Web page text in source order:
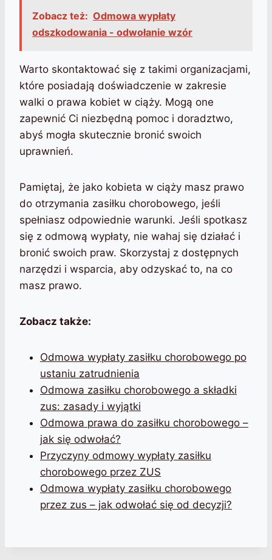
Zobacz też: Odmowa wypłaty
odszkodowania - odwołanie wzór
Warto skontaktować się z takimi organizacjami,
które posiadają doświadczenie w zakresie
walki o prawa kobiet w ciąży. Mogą one
zapewnić Ci niezbędną pomoc i doradztwo,
abyś mogła skutecznie bronić swoich
uprawnień.
Pamiętaj, że jako kobieta w ciąży masz prawo
do otrzymania zasiłku chorobowego, jeśli
spełniasz odpowiednie warunki. Jeśli spotkasz
się z odmową wypłaty, nie wahaj się działać i
bronić swoich praw. Skorzystaj z dostępnych
narzędzi i wsparcia, aby odzyskać to, na co
masz prawo.
Zobacz także:
Odmowa wypłaty zasiłku chorobowego po
ustaniu zatrudnienia
Odmowa zasiłku chorobowego a składki
zus: zasady i wyjątki
Odmowa prawa do zasiłku chorobowego –
jak się odwołać?
Przyczyny odmowy wypłaty zasiłku
chorobowego przez ZUS
Odmowa wypłaty zasiłku chorobowego
przez zus – jak odwołać się od decyzji?